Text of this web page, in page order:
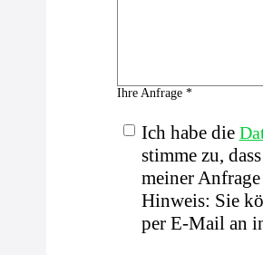
Ihre Anfrage *
Ich habe die
stimme zu,
meiner
Hinweis: Sie
per E-Mail an